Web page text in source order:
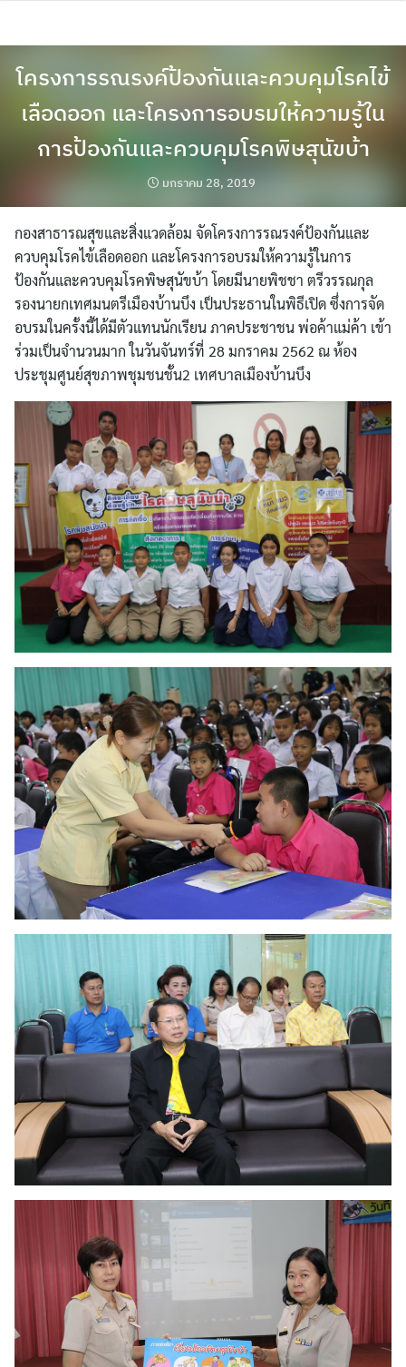
สำหรับ:
โครงการรณรงค์ป้องกันและควบคุมโรคไข้
เลือดออก และโครงการอบรมให้ความรู้ใน
การป้องกันและควบคุมโรคพิษสุนัขบ้า
มกราคม 28, 2019
กองสาธารณสุขและสิ่งแวดล้อม จัดโครงการรณรงค์ป้องกันและ
ควบคุมโรคไข้เลือดออก และโครงการอบรมให้ความรู้ในการ
ป้องกันและควบคุมโรคพิษสุนัขบ้า โดยมีนายพิชชา ตรีวรรณกุล
รองนายกเทศมนตรีเมืองบ้านบึง เป็นประธานในพิธีเปิด ซึ่งการจัด
อบรมในครั้งนี้ได้มีตัวแทนนักเรียน ภาคประชาชน พ่อค้าแม่ค้า เข้า
ร่วมเป็นจำนวนมาก ในวันจันทร์ที่ 28 มกราคม 2562 ณ ห้อง
ประชุมศูนย์สุขภาพชุมชนชั้น2 เทศบาลเมืองบ้านบึง